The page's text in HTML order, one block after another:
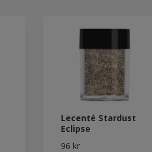
Lecenté Stardust
Eclipse
96 kr